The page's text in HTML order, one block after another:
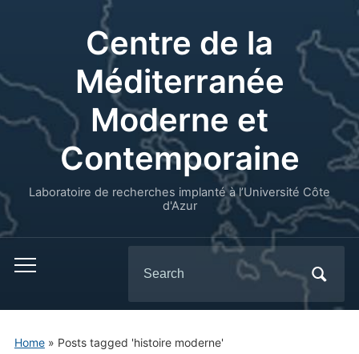
Centre de la
Méditerranée
Moderne et
Contemporaine
Laboratoire de recherches implanté à l’Université Côte
d'Azur
for:
Home» Posts tagged 'histoire moderne'